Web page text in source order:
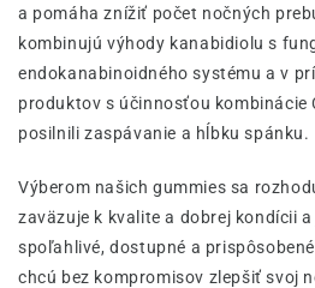
a pomáha znížiť počet nočných
kombinujú výhody kanabidiolu s
endokanabinoidného systému a v
produktov s účinnosťou kombinácie
posilnili zaspávanie a hĺbku spánku.
Výberom našich gummies sa
zaväzuje k kvalite a dobrej kondícii
spoľahlivé, dostupné a
chcú bez kompromisov zlepšiť svoj